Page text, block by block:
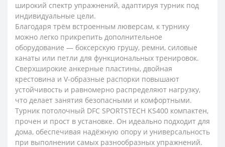
широкий спектр упражнений, адаптируя турник под
индивидуальные цели.
Благодаря трём встроенным люверсам, к турнику
можно легко прикрепить дополнительное
оборудование — боксерскую грушу, ремни, силовые
канаты или петли для функциональных тренировок.
Сверхширокие анкерные пластины, двойная
крестовина и V-образные распорки повышают
устойчивость и равномерно распределяют нагрузку,
что делает занятия безопасными и комфортными.
Турник потолочный DFC SPORTSTECH KS400 компактен,
прочен и прост в установке. Он идеально подходит для
дома, обеспечивая надёжную опору и универсальность
при выполнении самых разнообразных упражнений.